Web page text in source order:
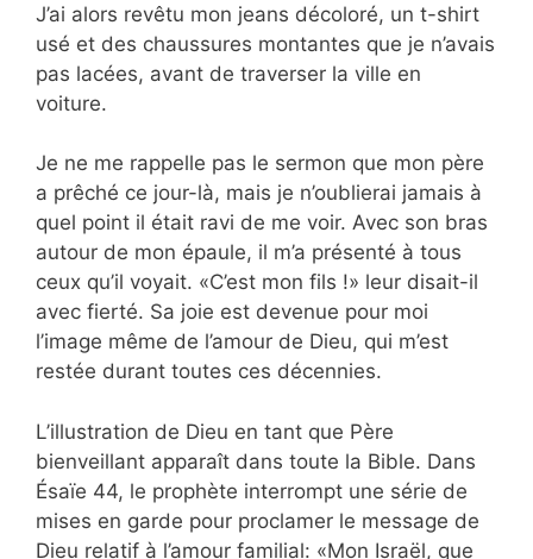
J’ai alors revêtu mon jeans décoloré, un t-shirt
usé et des chaussures montantes que je n’avais
pas lacées, avant de traverser la ville en
voiture.
Je ne me rappelle pas le sermon que mon père
a prêché ce jour-là, mais je n’oublierai jamais à
quel point il était ravi de me voir. Avec son bras
autour de mon épaule, il m’a présenté à tous
ceux qu’il voyait. «C’est mon fils !» leur disait-il
avec fierté. Sa joie est devenue pour moi
l’image même de l’amour de Dieu, qui m’est
restée durant toutes ces décennies.
L’illustration de Dieu en tant que Père
bienveillant apparaît dans toute la Bible. Dans
Ésaïe 44, le prophète interrompt une série de
mises en garde pour proclamer le message de
Dieu relatif à l’amour familial: «Mon Israël, que